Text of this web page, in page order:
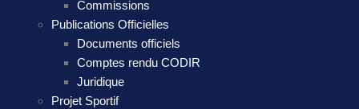
Commissions
Publications Officielles
Documents officiels
Comptes rendu CODIR
Juridique
Projet Sportif